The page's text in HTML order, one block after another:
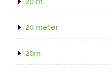
20 meter
20m